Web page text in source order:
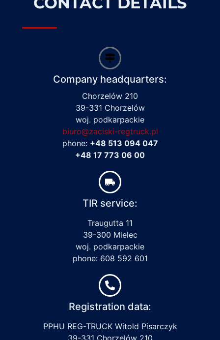
Company headquarters:
Chorzelów 210
39-331 Chorzelów
woj. podkarpackie
biuro@zaciski-regtruck.pl
phone: +48 513 094 047
+48 17 773 06 00
TIR service:
Traugutta 11
39-300 Mielec
woj. podkarpackie
phone: 608 592 601
Registration data:
PPHU REG-TRUCK Witold Pisarczyk
39-331 Chorzelów 210